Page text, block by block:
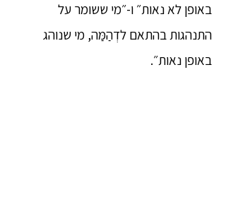
באופן לא נאות״ ו-״מי ששומר על
התנהגות בהתאם לדְהַמַּה, מי שנוהג
באופן נאות״.